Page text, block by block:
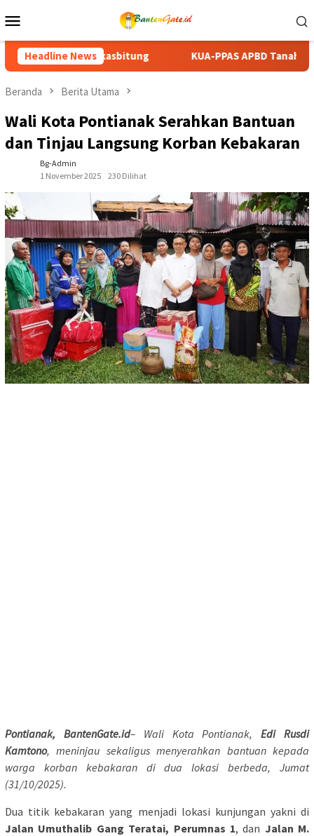
ke
Mobile
Headline News
KUA-PPAS APBD Tanah Datar 2027 Disepakati, DPRD dan
Beranda Berita Utama
Wali Kota Pontianak Serahkan Bantuan
dan Tinjau Langsung Korban Kebakaran
Bg-Admin
1 November 2025
230 Dilihat
Pontianak, BantenGate.id– Wali Kota Pontianak,Edi Rusdi
Kamtono, meninjau sekaligus menyerahkan bantuan kepada
warga korban kebakaran di dua lokasi berbeda, Jumat
(31/10/2025).
Dua titik kebakaran yang menjadi lokasi kunjungan yakni di
Jalan Umuthalib Gang Teratai, Perumnas 1, dan Jalan M.